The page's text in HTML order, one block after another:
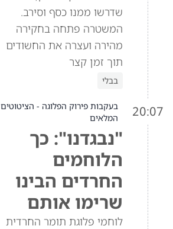
שדרשו ממנו כסף וסירב.
המשטרה פתחה בחקירה
מהירה ועצרה את החשודים
תוך זמן קצר
בבלי
20:07
בעקבות פירוק הפלוגה - הציטוטים
המלאים
"נבגדנו": כך
הלוחמים
החרדים הבינו
שרימו אותם
לוחמי פלוגת תומר החרדית